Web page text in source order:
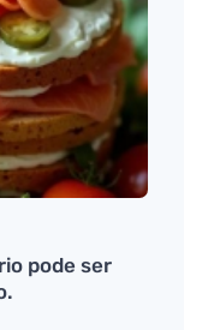
pode ser